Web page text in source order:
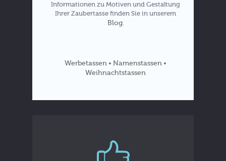
Informationen zu Motiven und Gestaltung
Ihrer Zaubertasse finden Sie in unserem
Blog.
Werbetassen • Namenstassen •
Weihnachtstassen